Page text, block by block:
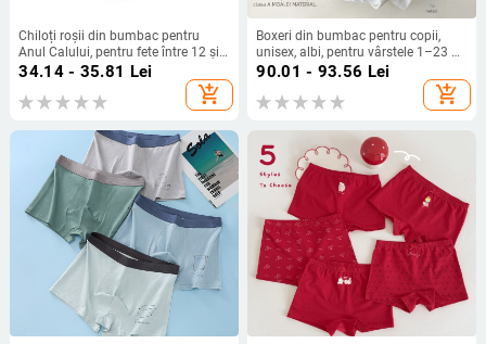
Chiloți roșii din bumbac pentru
Anul Calului, pentru fete între 12 și
13 ani
34.14 - 35.81 Lei
add_shopping_cart
Boxeri din bumbac pentru copii,
unisex, albi, pentru vârstele 1–23 de
ani
90.01 - 93.56 Lei
add_shopping_cart